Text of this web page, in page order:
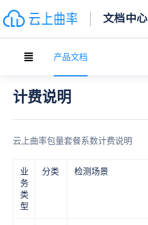
文档中心
产品文档
计费说明
云上曲率包量套餐系数计费说明
业
务
类
型
分类 检测场景